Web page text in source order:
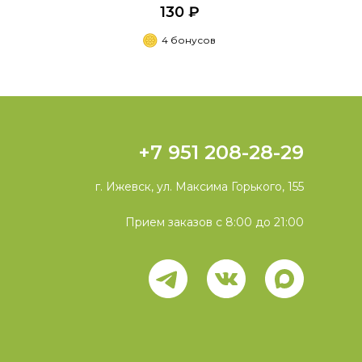
130 ₽
4 бонусов
+7 951 208-28-29
г. Ижевск, ул. Максима Горького, 155
Прием заказов с 8:00 до 21:00